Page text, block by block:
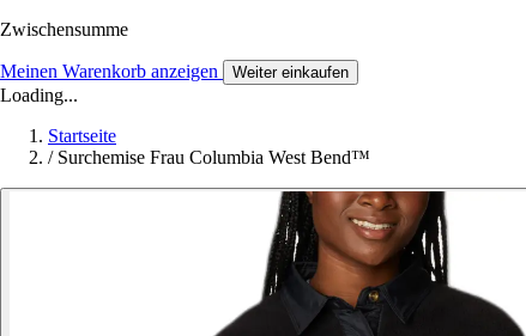
Zwischensumme
Meinen Warenkorb anzeigen Weiter einkaufen
Loading...
Startseite
/ Surchemise Frau Columbia West Bend™